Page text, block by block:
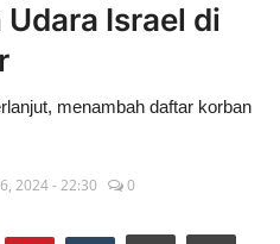
Israel di
menambah daftar korban
2024 - 22:30 0